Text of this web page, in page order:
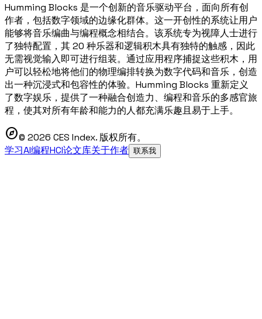
Humming Blocks 是一个创新的音乐驱动平台，面向所有创
作者，包括数字领域的边缘化群体。这一开创性的系统让用户
能够将音乐编曲与编程概念相结合。该系统专为视障人士进行
了独特配置，其 20 种乐器和逻辑积木具有独特的触感，因此
无需视觉输入即可进行组装。通过应用程序捕捉这些积木，用
户可以轻松地将他们的物理编排转换为数字代码和音乐，创造
出一种沉浸式和包容性的体验。Humming Blocks 重新定义
了数字娱乐，提供了一种融合创造力、编程和音乐的多感官旅
程，使其对所有年龄和能力的人都充满乐趣且易于上手。
explore© 2026 CES Index. 版权所有。
学习AI编程HCI论文库关于作者 联系我